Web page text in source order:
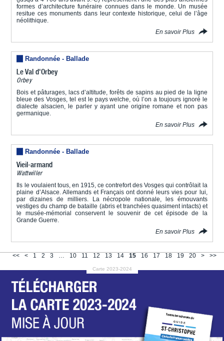
formes d’architecture funéraire connues dans le monde. Un musée
resitue ces monuments dans leur contexte historique, celui de l’âge
néolithique.
En savoir Plus
Randonnée - Ballade
Le Val d'Orbey
Orbey
Bois et pâturages, lacs d’altitude, forêts de sapins au pied de la ligne
bleue des Vosges, tel est le pays welche, où l’on a toujours ignoré le
dialecte alsacien, le parler y ayant une origine romane et non pas
germanique.
En savoir Plus
Randonnée - Ballade
Vieil-armand
Wattwiller
Ils le voulaient tous, en 1915, ce contrefort des Vosges qui contrôlait la
plaine d’Alsace. Allemands et Français ont donné leurs vies pour lui,
par dizaines de milliers. La nécropole nationale, les émouvants
vestiges du champ de bataille (abris et tranchées quasiment intacts) et
le musée-mémorial conservent le souvenir de cet épisode de la
Grande Guerre.
En savoir Plus
<< < 1 2 3 … 10 11 12 13 14 15 16 17 18 19 20 > >>
Carte 2023-2024